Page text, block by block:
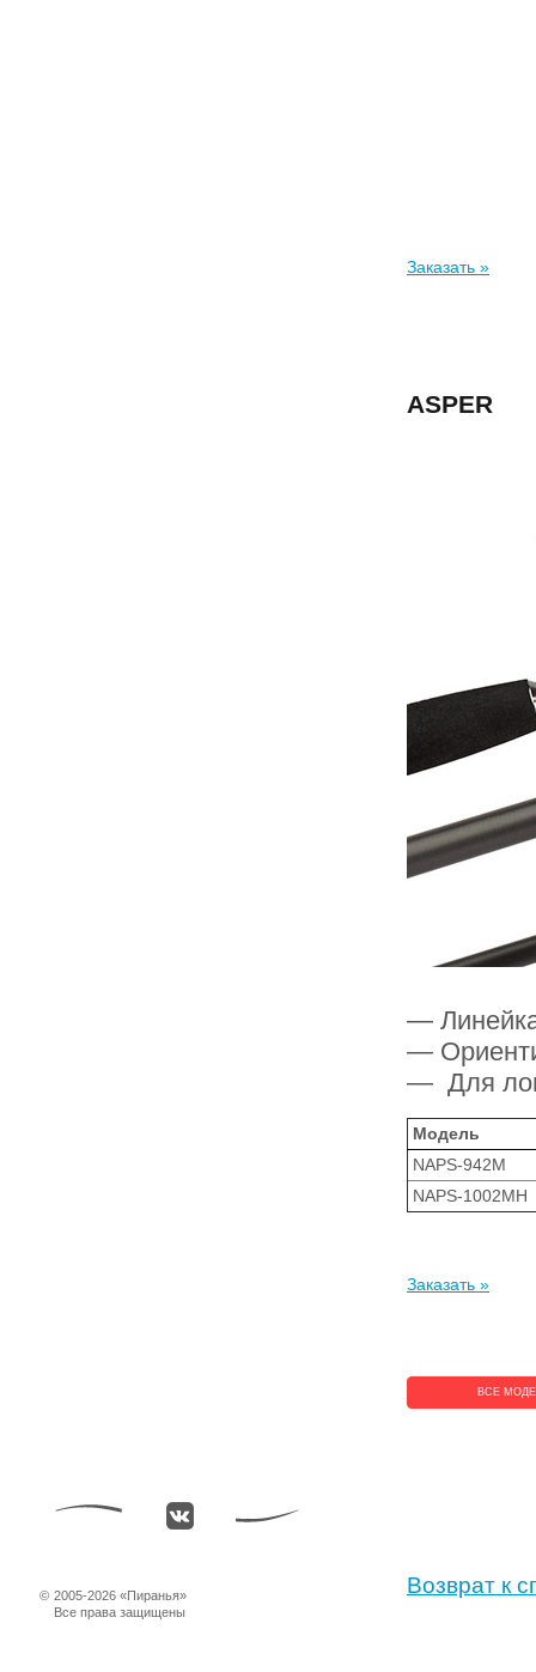
Заказать »
ASPER
—
—
— Для
Модель
NAPS-942M
NAPS-1002MH
Заказать »
ВСЕ
Возврат к
© 2005-2026 «Пиранья»
Все права защищены